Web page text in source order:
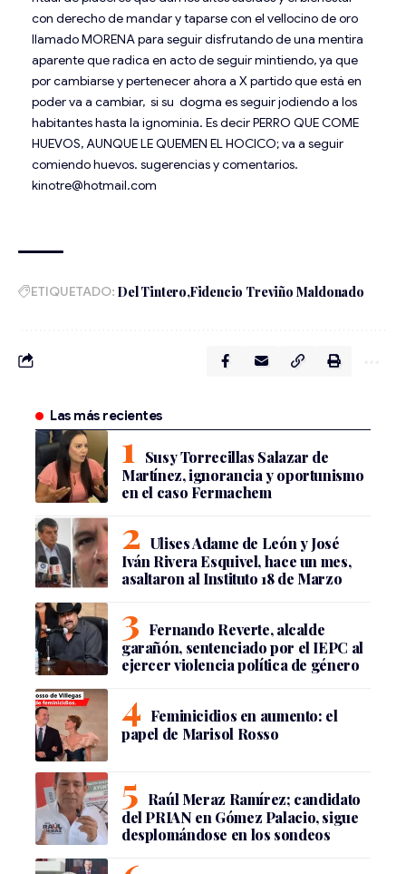
con derecho de mandar y taparse con el vellocino de oro
llamado MORENA para seguir disfrutando de una mentira
aparente que radica en acto de seguir mintiendo, ya que
por cambiarse y pertenecer ahora a X partido que está en
poder va a cambiar, si su dogma es seguir jodiendo a los
habitantes hasta la ignominia. Es decir PERRO QUE COME
HUEVOS, AUNQUE LE QUEMEN EL HOCICO; va a seguir
comiendo huevos. sugerencias y comentarios.
kinotre@hotmail.com
ETIQUETADO: Del Tintero Fidencio Treviño Maldonado
Las más recientes
Susy Torrecillas Salazar de
Martínez, ignorancia y oportunismo
en el caso Fermachem
Ulises Adame de León y José
Iván Rivera Esquivel, hace un mes,
asaltaron al Instituto 18 de Marzo
Fernando Reverte, alcalde
garañón, sentenciado por el IEPC al
ejercer violencia política de género
Feminicidios en aumento: el
papel de Marisol Rosso
Raúl Meraz Ramírez; candidato
del PRIAN en Gómez Palacio, sigue
desplomándose en los sondeos